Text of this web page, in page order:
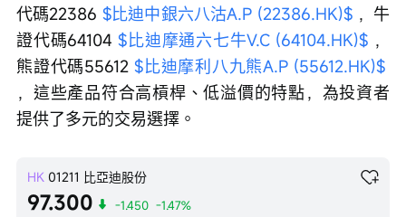
代碼22386 $比迪中銀六八沽A.P (22386.HK)$ ，牛
證代碼64104 $比迪摩通六七牛V.C (64104.HK)$ ，
熊證代碼55612 $比迪摩利八九熊A.P (55612.HK)$
，這些產品符合高槓桿、低溢價的特點，為投資者
提供了多元的交易選擇。
HK 01211 比亞迪股份
97.300 -1.450 -1.47%